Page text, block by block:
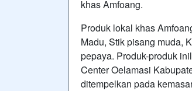
khas Amfoang.
Produk lokal khas
Madu, Stik pisang muda,
pepaya. Produk-produk
Center Oelamasi
ditempelkan pada